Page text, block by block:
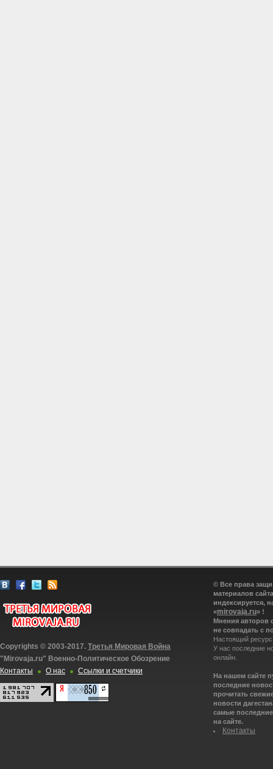
Copyrights © 2003-2017. Третья Мировая Война
"Mirovaja.ru" Военно-Политическое Обозрение
Контакты
О нас Ссылки и счетчики
© Все права
материалов
индексируется,
«mirovaja.ru» !
Мнения авторов
не совпадать с
Настоящий
У нас последние
онлайн.
На нашем сайте
последние
прочитать
новости
самые
на сайте.
Контакты